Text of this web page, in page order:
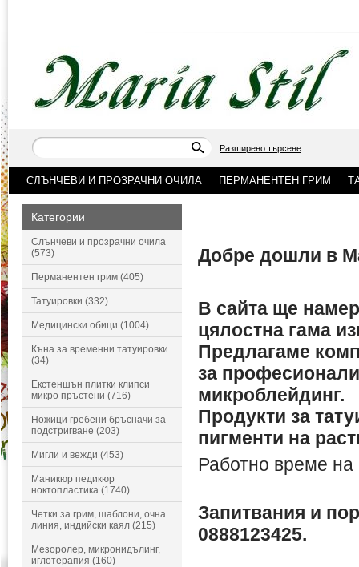
Разширено търсене
СЛЪНЧЕВИ И ПРОЗРАЧНИ ОЧИЛА ПЕРМАНЕНТЕН ГРИМ
Категории
Слънчеви и прозрачни очила
(573)
Перманентен грим (405)
Татуировки (332)
Медицински обици (1004)
Къна за временни татуировки
(34)
Екстеншън плитки клипси
микро пръстени (716)
Ножици гребени бръсначи за
подстригване (203)
Мигли и вежди (453)
Маникюр педикюр
ноктопластика (1740)
Четки за грим, шаблони, очна
линия, индийски каял (215)
Мезоролер, микронидълинг,
иглотерапия (160)
Добре дошли в
В сайта ще
цялостна гама
Предлагаме
за
микроблейдинг.
Продукти за
пигменти на
Работно време на
Запитвания и
0888123425.